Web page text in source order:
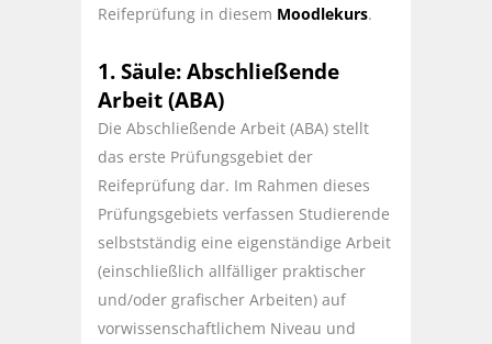
Reifeprüfung in diesem Moodlekurs.
1. Säule: Abschließende
Arbeit (ABA)
Die Abschließende Arbeit (ABA) stellt
das erste Prüfungsgebiet der
Reifeprüfung dar. Im Rahmen dieses
Prüfungsgebiets verfassen Studierende
selbstständig eine eigenständige Arbeit
(einschließlich allfälliger praktischer
und/oder grafischer Arbeiten) auf
vorwissenschaftlichem Niveau und